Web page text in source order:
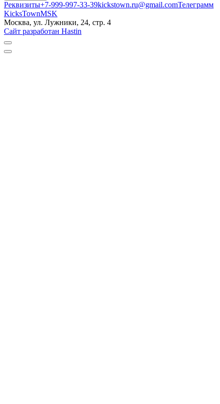
Реквизиты+7-999-997-33-39kickstown.ru@gmail.comТелеграмм
KicksTownMSK
Москва, ул. Лужники, 24, стр. 4
Сайт разработан Hastin